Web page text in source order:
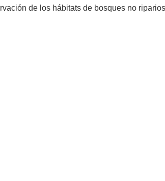
de los hábitats de bosques no